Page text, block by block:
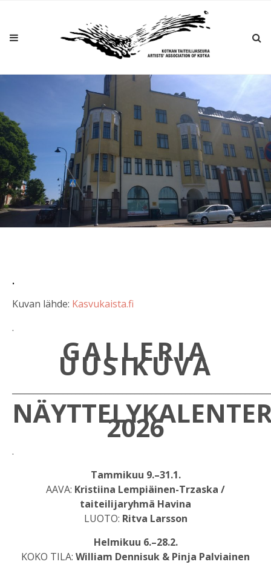
.
Kuvan lähde: Kasvukaista.fi
.
GALLERIA
UUSIKUVA
2026
.
Tammikuu 9.–31.1.
AAVA: Kristiina Lempiäinen-Trzaska /
taiteilijaryhmä Havina
LUOTO: Ritva Larsson
Helmikuu 6.–28.2.
KOKO TILA: William Dennisuk & Pinja Palviainen